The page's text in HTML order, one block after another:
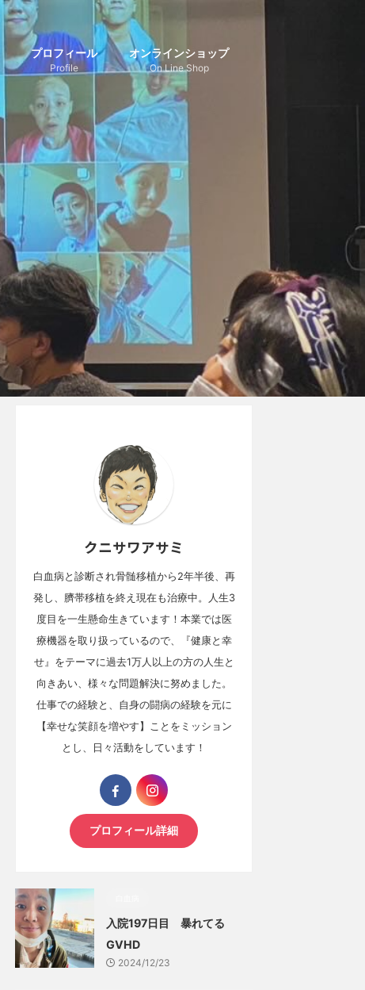
プロフィール
Profile
オンラインショップ
On Line Shop
クニサワアサミ
白血病と診断され骨髄移植から2年半後、再
発し、臍帯移植を終え現在も治療中。人生3
度目を一生懸命生きています！本業では医
療機器を取り扱っているので、『健康と幸
せ』をテーマに過去1万人以上の方の人生と
向きあい、様々な問題解決に努めました。
仕事での経験と、自身の闘病の経験を元に
【幸せな笑顔を増やす】ことをミッション
とし、日々活動をしています！
プロフィール詳細
入院197日目 暴れてる
GVHD
2024/12/23